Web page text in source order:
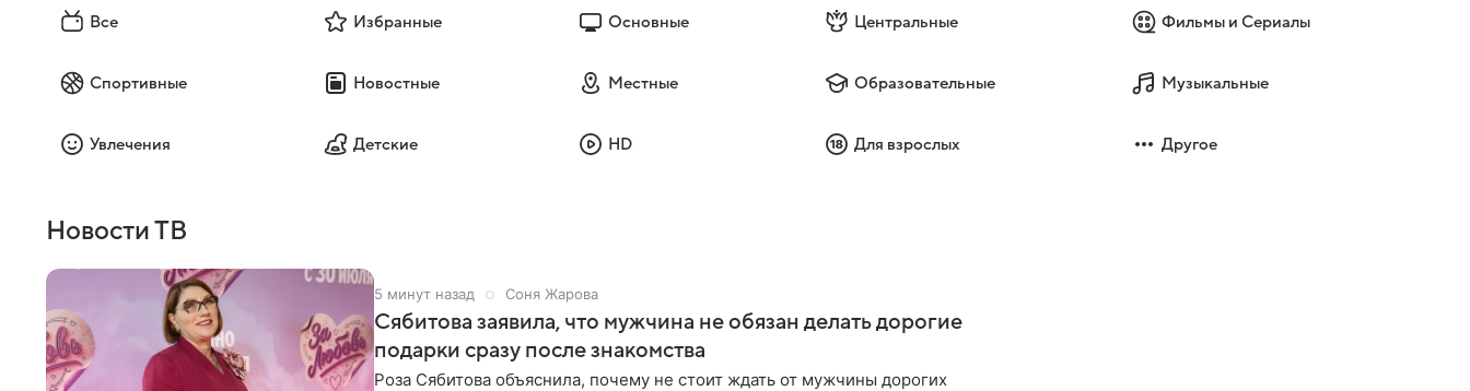
Все Избранные Основные Центральные Фильмы и Сериалы
Спортивные Новостные Местные Образовательные Музыкальные
Увлечения Детские HD Для взрослых Другое
Новости ТВ
5 минут назад Соня Жарова
Сябитова заявила, что мужчина не обязан делать дорогие
подарки сразу после знакомства
Роза Сябитова объяснила, почему не стоит ждать от мужчины дорогих